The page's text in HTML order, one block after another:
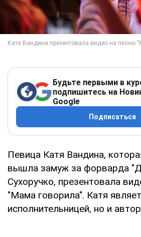
Будьте первыми в
подпишитесь на
Google
Подписаться
Певица Катя Вандина,
вышла замуж за форварда
Сухоручко, презентовала
"Мама говорила". Катя
исполнительницей, но и